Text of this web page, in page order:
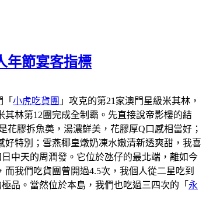
年節宴客指標
小虎吃貨團 」攻克的第21家澳門星級米其林，
其林第12團完成全制霸。先直接說帝影樓的結
膠拆魚𡙡，湯濃鮮美，花膠厚Q口感相當好；
特別；雪燕椰皇燉奶凍水嫩清新透爽甜，我喜
中天的周潤發。它位於氹仔的最北端，離如今
我們吃貨團曾開過4.5次，我個人從二星吃到
品。當然位於本島，我們也吃過三四次的「 永